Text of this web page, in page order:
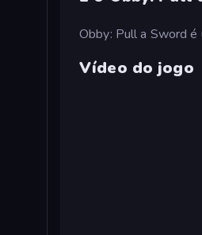
Obby: Pull a Sword é
Vídeo do jogo